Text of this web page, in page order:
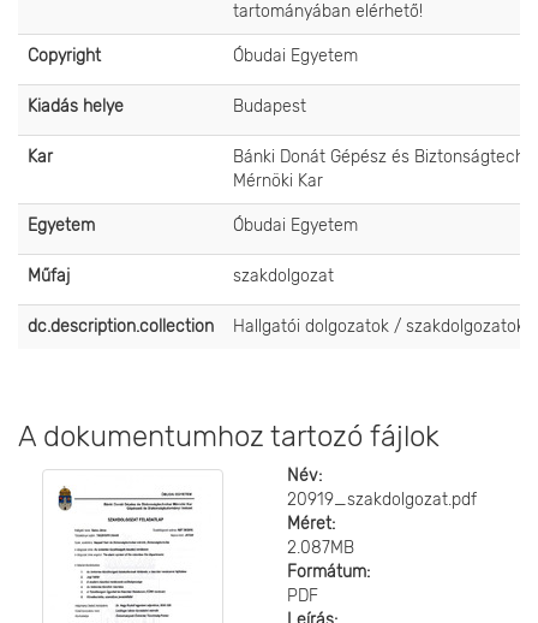
tartományában elérhető!
Copyright Óbudai Egyetem
Kiadás helye Budapest
Kar
Bánki Donát Gépész és
Mérnöki Kar
Egyetem Óbudai Egyetem
Műfaj szakdolgozat
dc.description.collection Hallgatói dolgozatok / szakdolgozatok
A dokumentumhoz tartozó fájlok
Név:
20919_szakdolgozat.pdf
Méret:
2.087MB
Formátum:
PDF